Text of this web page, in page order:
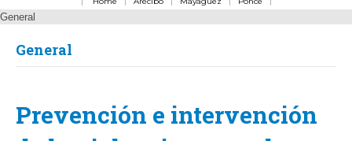
General
General
Prevención e intervención